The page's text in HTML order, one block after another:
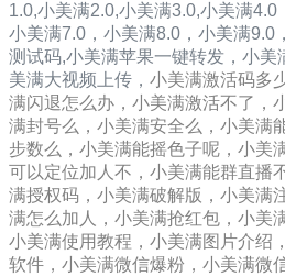
1.0,小美满2.0,小美满3.0,小美满4.0
小美满7.0， 小美满8.0， 小美满9.0，
测试码,小美满苹果一键转发， 小美
美满大视频上传， 小美满激活码多
满闪退怎么办，小美满激活不了，
满封号么，小美满安全么，小美满
步数么，小美满能摇色子呢，小美
可以定位加人不，小美满能群直播
满授权码，小美满破解版，小美满
满怎么加人，小美满抢红包，小美
小美满使用教程，小美满图片介绍
软件，小美满微信爆粉，小美满微